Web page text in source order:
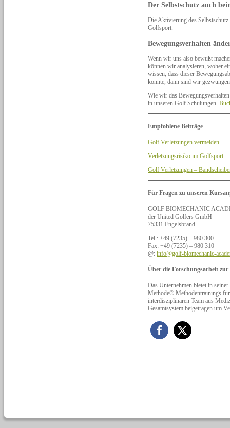
Der Selbstschutz auch
Die Aktivierung des
Golfsport.
Bewegungsverhalten
Wenn wir uns also bewußt
können wir analysieren, woher
wissen, dass dieser
konnte, dann sind wir
Wie wir das
in unseren Golf Schulungen.
Empfohlene Beiträge
Golf Verletzungen vermeiden
Verletzungsrisiko im Golfsport
Golf Verletzungen –
Für Fragen zu unseren
GOLF BIOMECHANIC
der United Golfers GmbH
75331 Engelsbrand
Tel.: +49 (7235) – 980 300
Fax: +49 (7235) – 980 310
@: info@golf-biomechanic-
Über die Forschungsarbeit
Das Unternehmen bietet in
Methode® Methodentrainings für
interdisziplinären Team aus
Gesamtsystem beigetragen um